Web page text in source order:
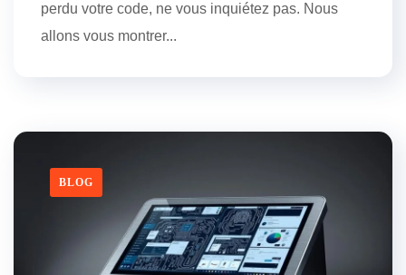
perdu votre code, ne vous inquiétez pas. Nous
allons vous montrer...
BLOG